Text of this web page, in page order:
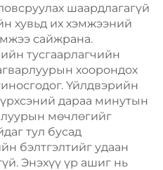
шаардлагагүй
хувьд их хэмжээний
сайжрана.
тусгаарлагчийн
хоорондох
Үйлдвэрийн
дараа минутын
мөчлөгийг
тул бусад
бэлтгэлтийг удаан
Энэхүү үр ашиг нь